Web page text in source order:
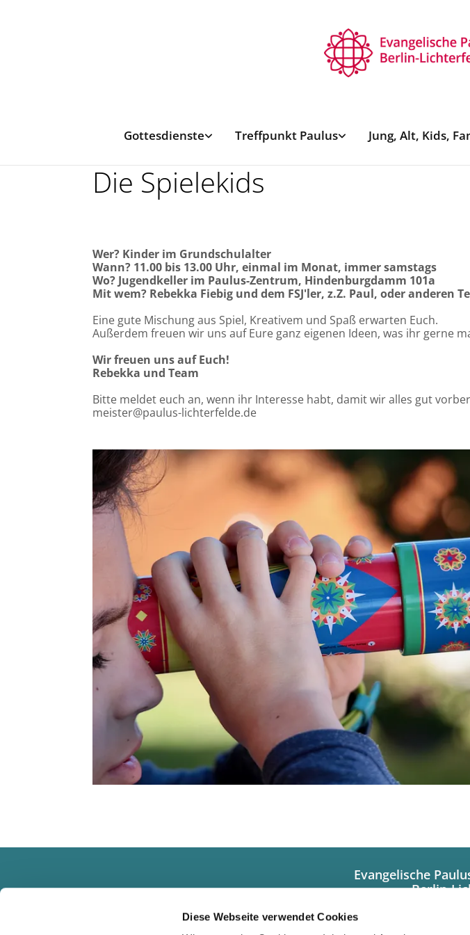
Diese Webseite verwendet Cookies
Gottesdienste Treffpunkt Paulus Jung, Alt, Kids,
Die Spielekids
Wer? Kinder im Grundschulalter
Wann? 11.00 bis 13.00 Uhr, einmal im Monat, immer samstags
Wo? Jugendkeller im Paulus-Zentrum, Hindenburgdamm 101a
Mit wem? Rebekka Fiebig und dem FSJ'ler, z.Z. Paul, oder anderen
Eine gute Mischung aus Spiel, Kreativem und Spaß erwarten Euch.
Außerdem freuen wir uns auf Eure ganz eigenen Ideen, was ihr gerne
Wir freuen uns auf Euch!
Rebekka und Team
Bitte meldet euch an, wenn ihr Interesse habt, damit wir alles gut
meister@paulus-lichterfelde.de
Evangelische
Berlin-